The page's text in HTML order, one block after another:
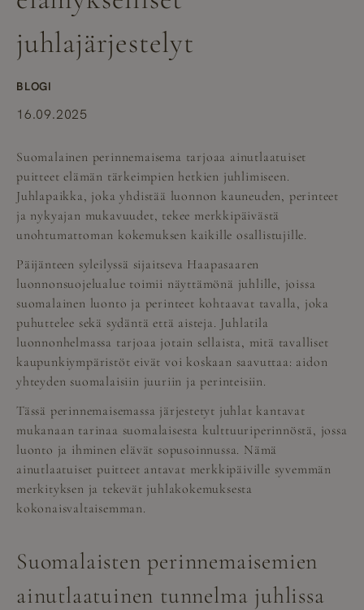
juhlajärjestelyt
BLOGI
16.09.2025
Suomalainen perinnemaisema tarjoaa ainutlaatuiset
puitteet elämän tärkeimpien hetkien juhlimiseen.
Juhlapaikka, joka yhdistää luonnon kauneuden, perinteet
ja nykyajan mukavuudet, tekee merkkipäivästä
unohtumattoman kokemuksen kaikille osallistujille.
Päijänteen syleilyssä sijaitseva Haapasaaren
luonnonsuojelualue toimii näyttämönä juhlille, joissa
suomalainen luonto ja perinteet kohtaavat tavalla, joka
puhuttelee sekä sydäntä että aisteja. Juhlatila
luonnonhelmassa tarjoaa jotain sellaista, mitä tavalliset
kaupunkiympäristöt eivät voi koskaan saavuttaa: aidon
yhteyden suomalaisiin juuriin ja perinteisiin.
Tässä perinnemaisemassa järjestetyt juhlat kantavat
mukanaan tarinaa suomalaisesta kulttuuriperinnöstä, jossa
luonto ja ihminen elävät sopusoinnussa. Nämä
ainutlaatuiset puitteet antavat merkkipäiville syvemmän
merkityksen ja tekevät juhlakokemuksesta
kokonaisvaltaisemman.
Suomalaisten perinnemaisemien
ainutlaatuinen tunnelma juhlissa